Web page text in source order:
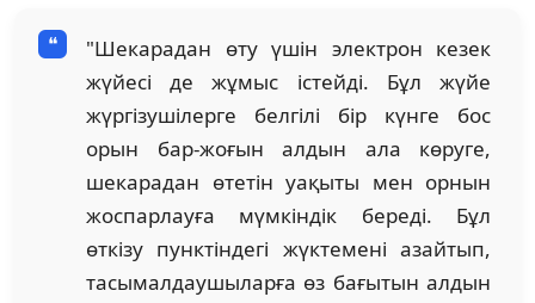
"Шекарадан өту үшін электрон кезек
жүйесі де жұмыс істейді. Бұл жүйе
жүргізушілерге белгілі бір күнге бос
орын бар-жоғын алдын ала көруге,
шекарадан өтетін уақыты мен орнын
жоспарлауға мүмкіндік береді. Бұл
өткізу пунктіндегі жүктемені азайтып,
тасымалдаушыларға өз бағытын алдын